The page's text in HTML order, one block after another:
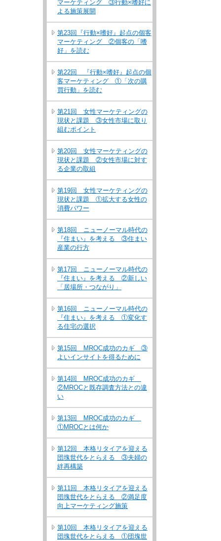
マーケティング ③行動×嗜好に
よる施策展開
第23回『行動×嗜好』起点の個客
マーケティング ②個客の「嗜
好」を読む
第22回 『行動×嗜好』起点の個
客マーケティング ①「次の購
買行動」を読む
第21回 女性マーケティングの
現状と課題 ③女性市場に取り
組むポイント
第20回 女性マーケティングの
現状と課題 ②女性市場に対す
る企業の取組
第19回 女性マーケティングの
現状と課題 ①拡大する女性の
消費パワー
第18回 ニューノーマル時代の
『住まい』を考える ③住まい
産業の行方
第17回 ニューノーマル時代の
『住まい』を考える ②新しい
「居場所・つながり」
第16回 ニューノーマル時代の
『住まい』を考える ①変化す
る住宅の選択
第15回 MROC成功のカギ ③
よいインサイトを得るために
第14回 MROC成功のカギ
②MROCと既存調査方法との違
い
第13回 MROC成功のカギ
①MROCとは何か
第12回 本格リタイアを迎える
団塊世代をとらえる ③夫婦の
絆再構築
第11回 本格リタイアを迎える
団塊世代をとらえる ②満足度
向上マーケティング施策
第10回 本格リタイアを迎える
団塊世代をとらえる ①団塊世